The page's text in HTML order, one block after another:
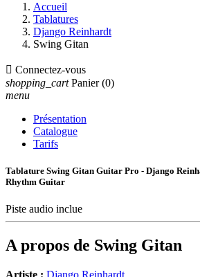
Accueil
Tablatures
Django Reinhardt
Swing Gitan
 Connectez-vous
shopping_cart Panier (0)
menu
Présentation
Catalogue
Tarifs
Tablature Swing Gitan Guitar Pro - Django
Rhythm Guitar
Piste audio inclue
A propos de Swing Gitan